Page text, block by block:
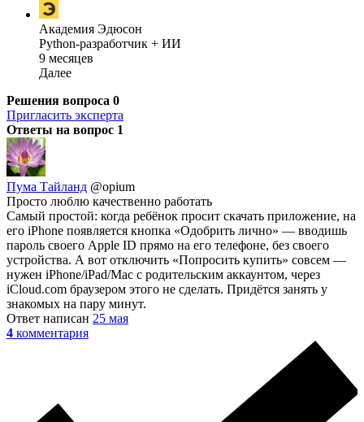
Академия Эдюсон
Python-разработчик + ИИ
9 месяцев
Далее
Решения вопроса 0
Пригласить эксперта
Ответы на вопрос 1
Пума Тайланд @opium
Просто люблю качественно работать
Самый простой: когда ребёнок просит скачать приложение, на
его iPhone появляется кнопка «Одобрить лично» — вводишь
пароль своего Apple ID прямо на его телефоне, без своего
устройства. А вот отключить «Попросить купить» совсем —
нужен iPhone/iPad/Mac с родительским аккаунтом, через
iCloud.com браузером этого не сделать. Придётся занять у
знакомых на пару минут.
Ответ написан 25 мая
4 комментария